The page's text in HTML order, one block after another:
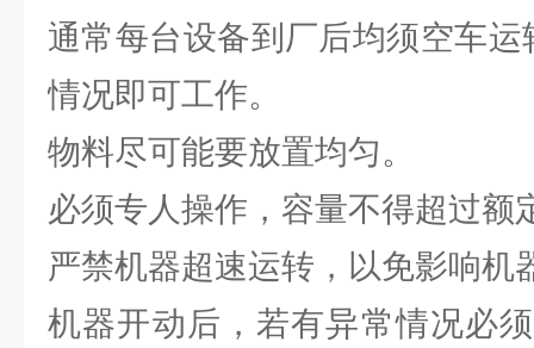
通常每台设备到厂后均须空车
情况即可工作。
物料尽可能要放置均匀。
必须专人操作，容量不得超过额
严禁机器超速运转，以免影响机
机器开动后，若有异常情况必